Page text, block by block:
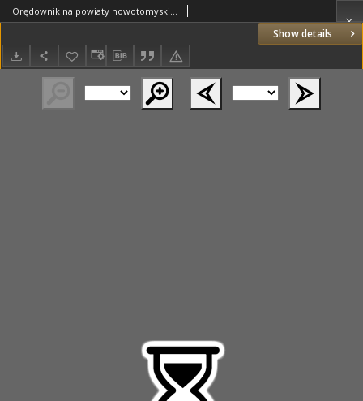
Show details
Orędownik na powiaty nowotomyski i wolsztyński 1937.02.09 R.18 Nr14